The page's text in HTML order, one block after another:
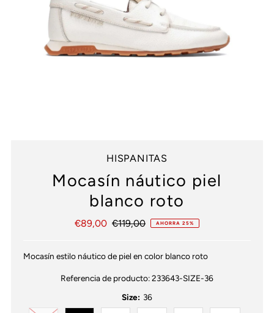
HISPANITAS
Mocasín náutico piel
blanco roto
Precio
€89,00 Precio
€119,00 AHORRA 25%
Mocasín estilo náutico de piel en color blanco roto
Referencia de producto:233643-SIZE-36
Size: 36